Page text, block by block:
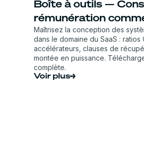
Boîte à outils —
rémunération
Maîtrisez la conception des
dans le domaine du SaaS : ratios
accélérateurs, clauses de
montée en puissance.
complète.
Voir plus